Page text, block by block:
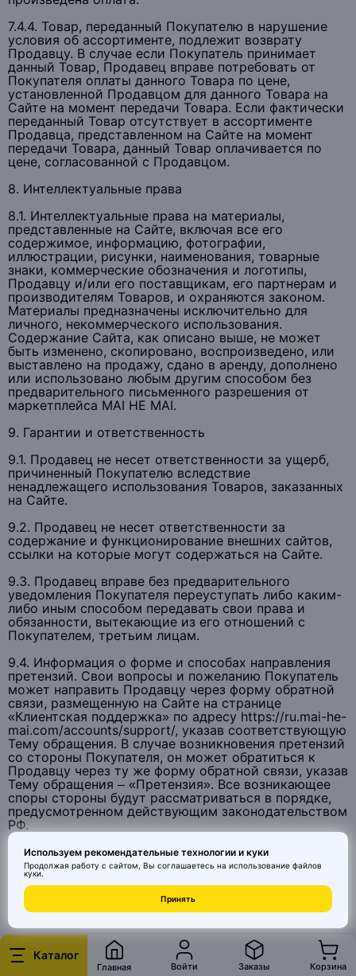
Каталог
Главная Войти Заказы Корзина
Используем рекомендательные технологии и куки
Продолжая работу с сайтом, Вы соглашаетесь на использование файлов
куки.
Принять